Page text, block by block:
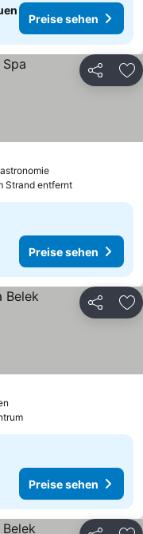
Preise sehen
Teilen
Strand entfernt
Preise sehen
Teilen
Preise sehen